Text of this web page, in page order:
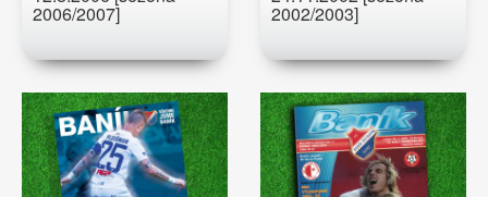
2006/2007] 2002/2003]